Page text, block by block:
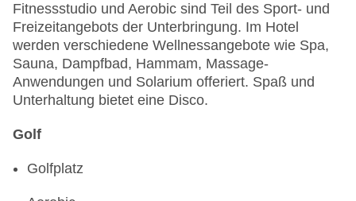
Fitnessstudio und Aerobic sind Teil des Sport- und
Freizeitangebots der Unterbringung. Im Hotel
werden verschiedene Wellnessangebote wie Spa,
Sauna, Dampfbad, Hammam, Massage-
Anwendungen und Solarium offeriert. Spaß und
Unterhaltung bietet eine Disco.
Golf
Golfplatz